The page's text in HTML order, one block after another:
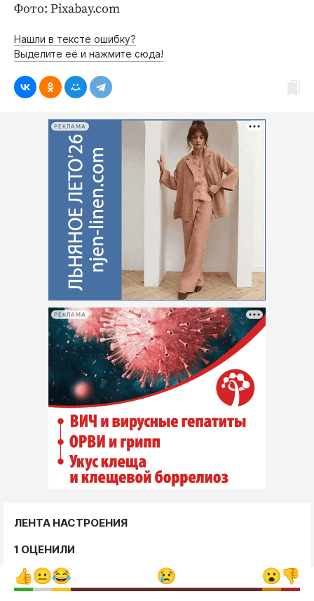
Бренд года
Работодатель года
Фото: Pixabay.com
Нашли в тексте ошибку?
Выделите её и нажмите сюда!
РЕКЛАМА
РЕКЛАМА
ЛЕНТА НАСТРОЕНИЯ
1 ОЦЕНИЛИ